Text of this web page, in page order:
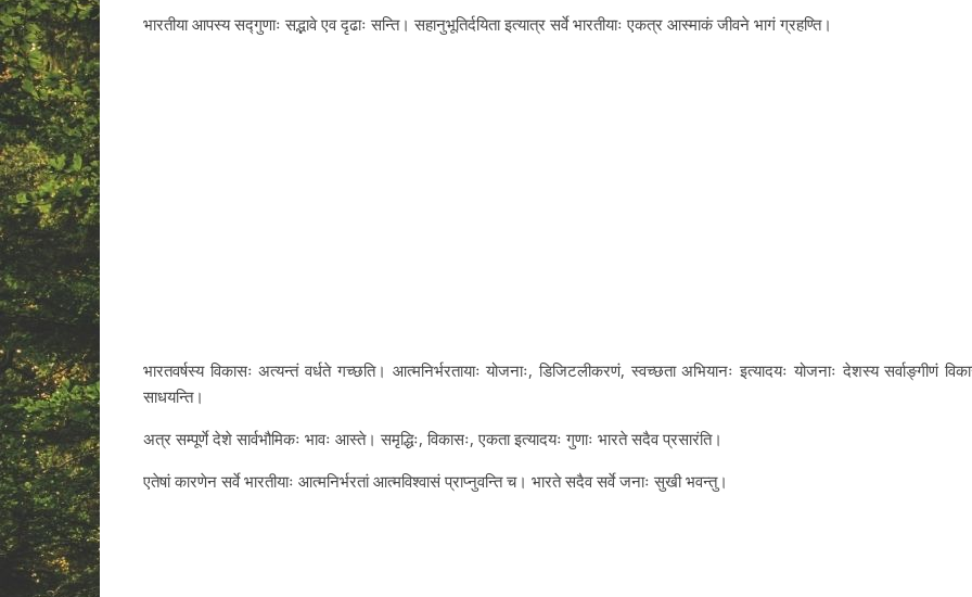
भारतीया आपस्य सद्गुणाः सद्भावे एव दृढाः सन्ति। सहानुभूतिर्दयिता इत्यात्र सर्वे भारतीयाः एकत्र आस्माकं जीवने भागं ग्रहण्ति।
भारतवर्षस्य विकासः अत्यन्तं वर्धते गच्छति। आत्मनिर्भरतायाः योजनाः, डिजिटलीकरणं, स्वच्छता अभियानः इत्यादयः योजनाः देशस्य सर्वाङ्गीणं
साधयन्ति।
अत्र सम्पूर्णे देशे सार्वभौमिकः भावः आस्ते। समृद्धिः, विकासः, एकता इत्यादयः गुणाः भारते सदैव प्रसारंति।
एतेषां कारणेन सर्वे भारतीयाः आत्मनिर्भरतां आत्मविश्वासं प्राप्नुवन्ति च। भारते सदैव सर्वे जनाः सुखी भवन्तु।